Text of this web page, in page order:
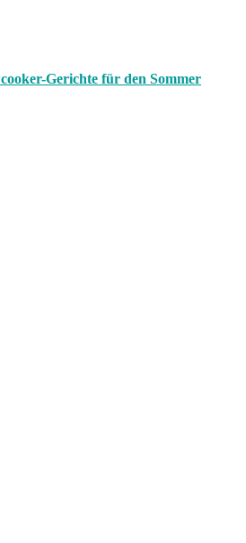
Gerichte für den Sommer